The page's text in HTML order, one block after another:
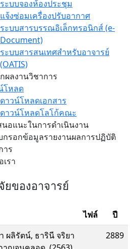
ระบบจองห้องประชุม
แจ้งซ่อมเครื่องปรับอากาศ
ระบบสารบรรณอิเล็กทรอนิกส์ (e-
Document)
ระบบสารสนเทศสำหรับอาจารย์
(OATIS)
ผลงานวิชาการ
โหลด
ดาวน์โหลดเอกสาร
ดาวน์โหลดโลโก้คณะ
นอแนะในการดำเนินงาน
กรอกข้อมูลรายงานผลการปฏิบัติ
าร
รา
ยของอาจารย์
ไฟล์
ปี
ลิรัตน์, ธารินี จริยา
2889